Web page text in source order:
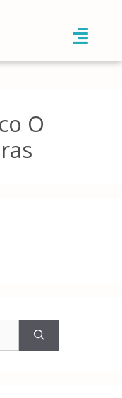
O